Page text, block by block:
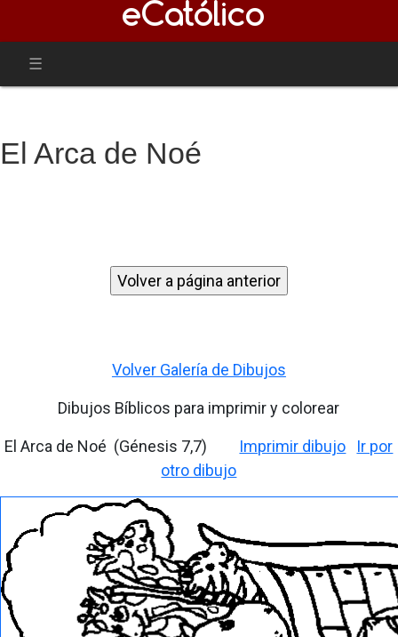
El Arca de Noé
Volver Galería de Dibujos
Dibujos Bíblicos para imprimir y colorear
El Arca de Noé (Génesis 7,7) Imprimir dibujo
Ir por
otro dibujo